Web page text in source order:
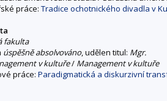
práce: Tradice ochotnického divadla v
fakulta
úspěšně absolvováno, udělen titul: Mgr.
v kultuře/ Management v kultuře
práce: Paradigmatická a diskurzivní